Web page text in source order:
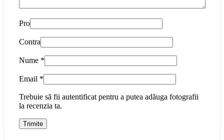
Pro
Contra
Nume *
Email *
Trebuie să fii autentificat pentru a putea adăuga fotografii
la recenzia ta.